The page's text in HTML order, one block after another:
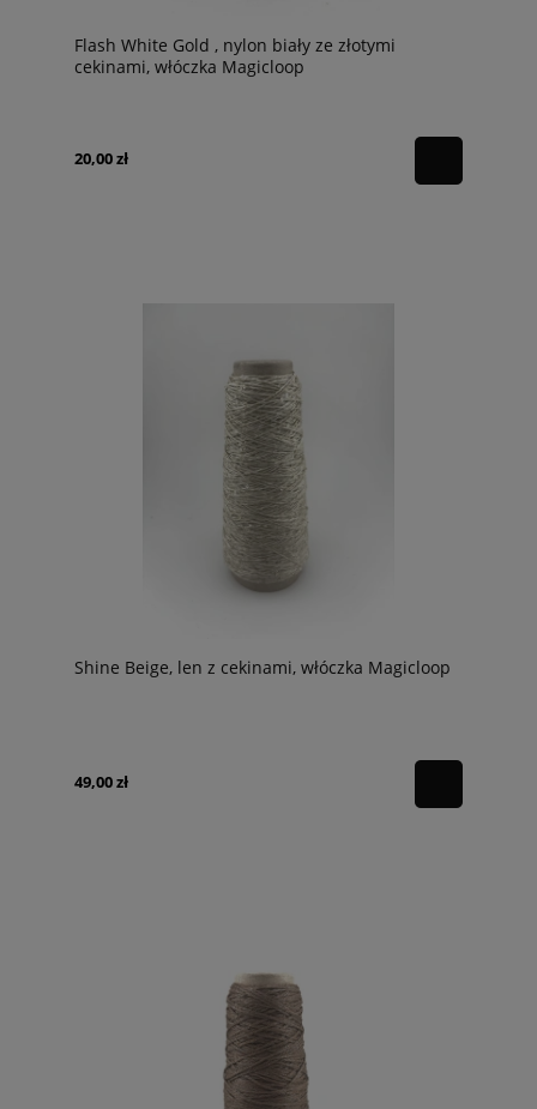
Flash White Gold , nylon biały ze złotymi
cekinami, włóczka Magicloop
20,00 zł
Shine Beige, len z cekinami, włóczka Magicloop
49,00 zł